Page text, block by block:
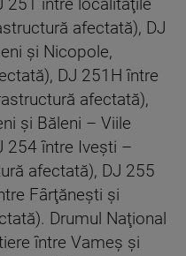
251 între localităţile
afectată), DJ
şi Nicopole,
DJ 251H între
afectată),
şi Băleni – Viile
254 între Iveşti –
afectată), DJ 255
Fârţăneşti şi
Drumul Naţional
între Vameş şi